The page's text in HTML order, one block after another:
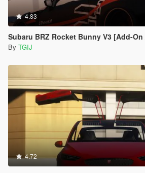
4.83
Subaru BRZ Rocket Bunny V3 [Add-On /
By TGIJ
4.72